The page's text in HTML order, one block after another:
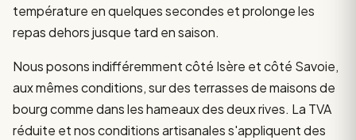
température en quelques secondes et prolonge les
repas dehors jusque tard en saison.
Nous posons indifféremment côté Isère et côté Savoie,
aux mêmes conditions, sur des terrasses de maisons de
bourg comme dans les hameaux des deux rives. La TVA
réduite et nos conditions artisanales s'appliquent des